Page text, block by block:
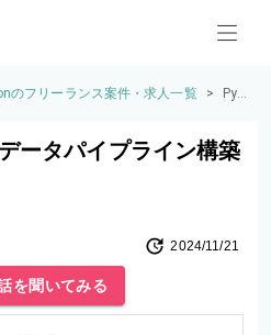
のフリーランス案件・求人一覧 >
Pyt
ジニ
ライ
ータパイプライン構築
2024/11/21
を聞いてみる